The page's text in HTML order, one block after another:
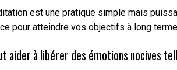
est une pratique simple mais
pour atteindre vos objectifs à long
aider à libérer des émotions nocives